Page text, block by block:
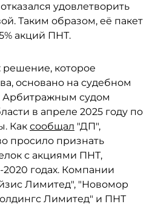
удовлетворить
Таким образом, её пакет
акций ПНТ.
решение, которое
основано на судебном
Арбитражным судом
в апреле 2025 году по
Как сообщал "ДП",
просило признать
с акциями ПНТ,
годах. Компании
Лимитед", "Новомор
Лимитед" и ПНТ